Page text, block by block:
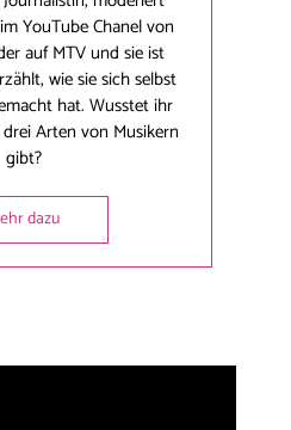
YouTube Chanel von
auf MTV und sie ist
wie sie sich selbst
hat. Wusstet ihr
Arten von Musikern
gibt?
dazu